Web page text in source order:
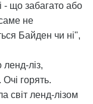
- що забагато або
не
Байден чи ні",
ліз,
горять.
світ ленд-лізом